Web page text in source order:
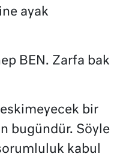
ayak
BEN. Zarfa bak
bir
bugündür. Söyle
kabul